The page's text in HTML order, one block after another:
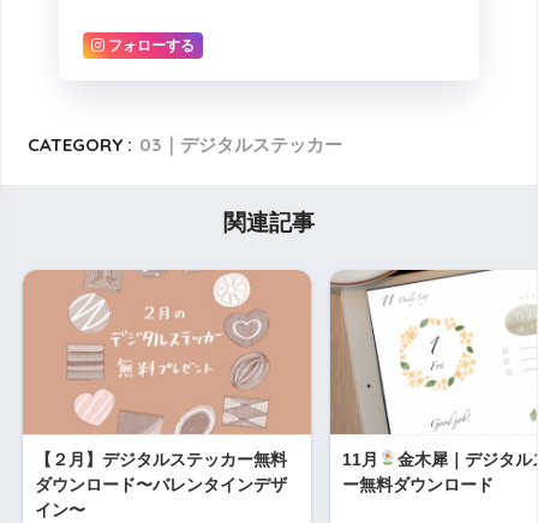
フォローする
CATEGORY : 03｜デジタルステッカー
関連記事
【２月】デジタルステッカー無料
ダウンロード〜バレンタインデザ
イン〜
11月
金木犀｜デジタル
ー無料ダウンロード